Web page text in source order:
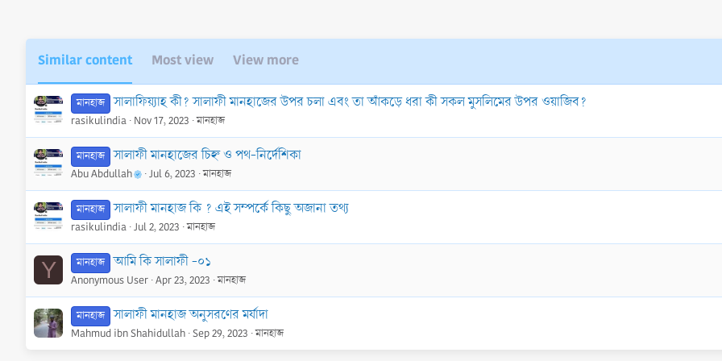
Similar content Most view View more
মানহাজ সালাফিয়্যাহ কী? সালাফী মানহাজের উপর চলা এবং তা আঁকড়ে ধরা কী সকল মুসলিমের উপর ওয়াজিব?
rasikulindia Nov 17, 2023 মানহাজ
মানহাজ সালাফী মানহাজের চিহ্ন ও পথ-নির্দেশিকা
Abu Abdullah Jul 6, 2023 মানহাজ
মানহাজ সালাফী মানহাজ কি ? এই সম্পর্কে কিছু অজানা তথ্য
rasikulindia Jul 2, 2023 মানহাজ
Y মানহাজ আমি কি সালাফী -০১
Anonymous User Apr 23, 2023 মানহাজ
মানহাজ সালাফী মানহাজ অনুসরণের মর্যাদা
Mahmud ibn Shahidullah Sep 29, 2023 মানহাজ